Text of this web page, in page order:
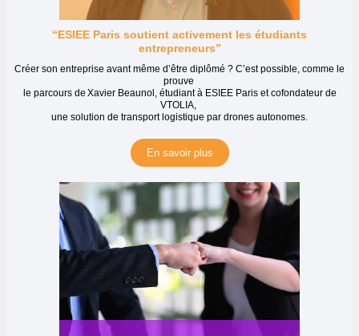
“ESIEE Paris soutient activement les étudiants
entrepreneurs”
Créer son entreprise avant même d’être diplômé ? C’est possible, comme le
prouve
le parcours de Xavier Beaunol, étudiant à ESIEE Paris et cofondateur de
VTOLIA,
une solution de transport logistique par drones autonomes.
En savoir plus